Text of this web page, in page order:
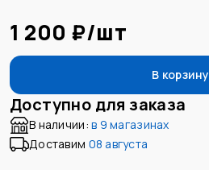
1 200 ₽/шт
В корзину
Доступно для заказа
В наличии: в 9 магазинах
Доставим 08 августа